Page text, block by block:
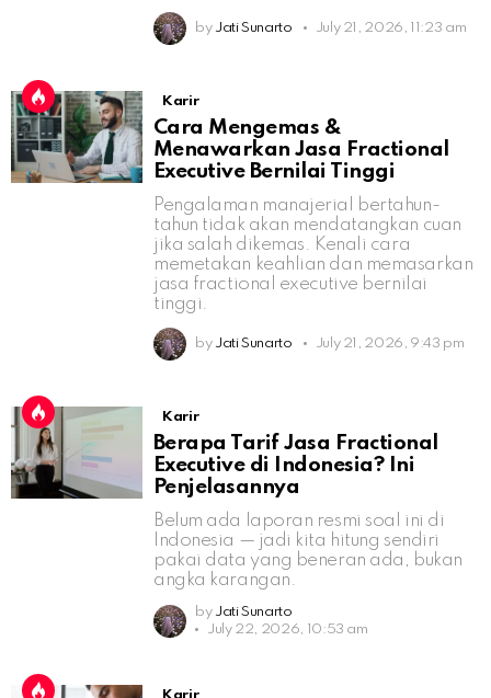
by Jati Sunarto July 21, 2026, 11:23 am
Karir
Cara Mengemas &
Menawarkan Jasa Fractional
Executive Bernilai Tinggi
Pengalaman manajerial bertahun-
tahun tidak akan mendatangkan cuan
jika salah dikemas. Kenali cara
memetakan keahlian dan memasarkan
jasa fractional executive bernilai
tinggi.
by Jati Sunarto July 21, 2026, 9:43 pm
Karir
Berapa Tarif Jasa Fractional
Executive di Indonesia? Ini
Penjelasannya
Belum ada laporan resmi soal ini di
Indonesia — jadi kita hitung sendiri
pakai data yang beneran ada, bukan
angka karangan.
by Jati Sunarto
July 22, 2026, 10:53 am